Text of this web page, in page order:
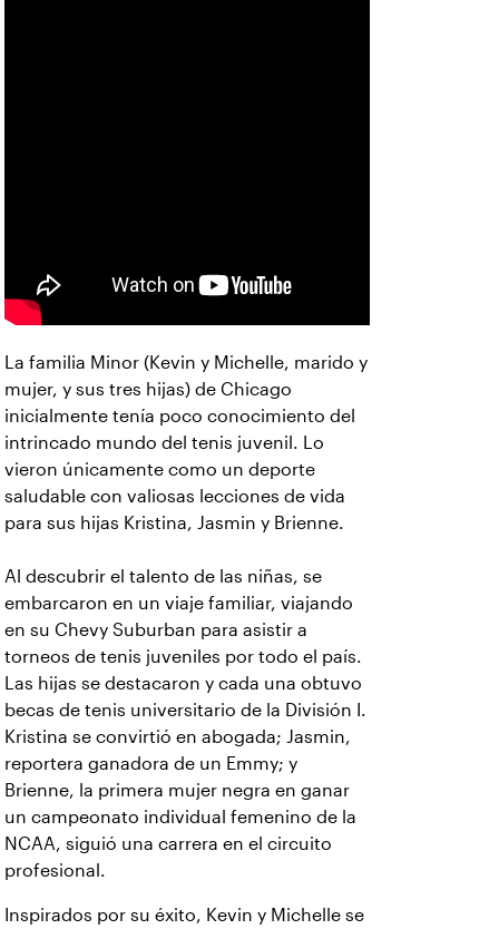
La familia Minor (Kevin y Michelle, marido y
mujer, y sus tres hijas) de Chicago
inicialmente tenía poco conocimiento del
intrincado mundo del tenis juvenil. Lo
vieron únicamente como un deporte
saludable con valiosas lecciones de vida
para sus hijas Kristina, Jasmin y Brienne.
Al descubrir el talento de las niñas, se
embarcaron en un viaje familiar, viajando
en su Chevy Suburban para asistir a
torneos de tenis juveniles por todo el país.
Las hijas se destacaron y cada una obtuvo
becas de tenis universitario de la División I.
Kristina se convirtió en abogada; Jasmin,
reportera ganadora de un Emmy; y
Brienne, la primera mujer negra en ganar
un campeonato individual femenino de la
NCAA, siguió una carrera en el circuito
profesional.
Inspirados por su éxito, Kevin y Michelle se